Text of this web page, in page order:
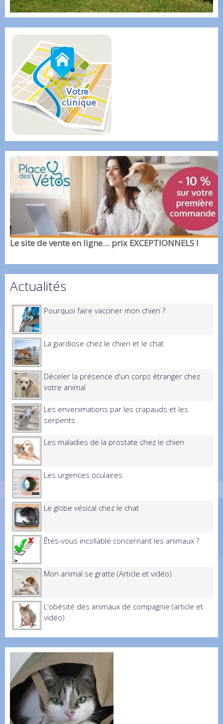
Le site de vente en ligne… prix EXCEPTIONNELS !
Actualités
Pourquoi faire vacciner mon chien ?
La giardiose chez le chien et le chat
Déceler la présence d'un corps étranger chez
votre animal
Les envenimations par les crapauds et les
serpents
Les maladies de la prostate chez le chien
Les urgences oculaires
Le globe vésical chez le chat
Êtes-vous incollable concernant les animaux ?
Mon animal se gratte (Article et vidéo)
L'obésité des animaux de compagnie (article et
vidéo)